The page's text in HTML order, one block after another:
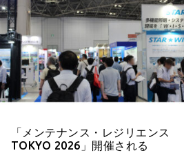
「メンテナンス・レジリエンス
TOKYO 2026」開催される